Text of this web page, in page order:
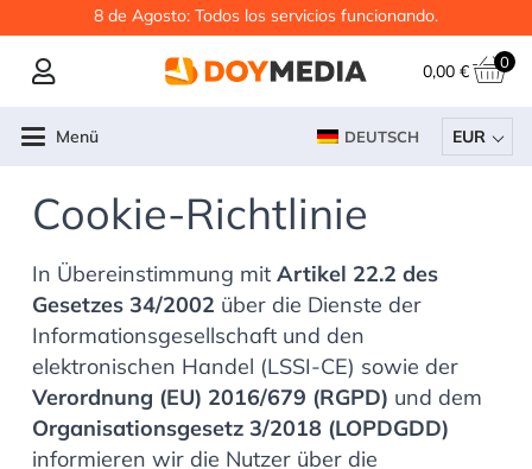
8 de Agosto: Todos los servicios funcionando.
0,00 € 0
Menü DEUTSCH EUR
Cookie-Richtlinie
In Übereinstimmung mit Artikel 22.2 des
Gesetzes 34/2002 über die Dienste der
Informationsgesellschaft und den
elektronischen Handel (LSSI-CE) sowie der
Verordnung (EU) 2016/679 (RGPD) und dem
Organisationsgesetz 3/2018 (LOPDGDD)
informieren wir die Nutzer über die